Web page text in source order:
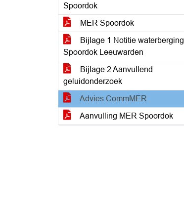
Spoordok
MER Spoordok
Bijlage 1 Notitie waterberging
Spoordok Leeuwarden
Bijlage 2 Aanvullend
geluidonderzoek
Advies CommMER
Aanvulling MER Spoordok